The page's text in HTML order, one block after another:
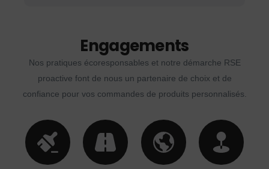
Engagements
Nos pratiques écoresponsables et notre démarche RSE
proactive font de nous un partenaire de choix et de
confiance pour vos commandes de produits personnalisés.